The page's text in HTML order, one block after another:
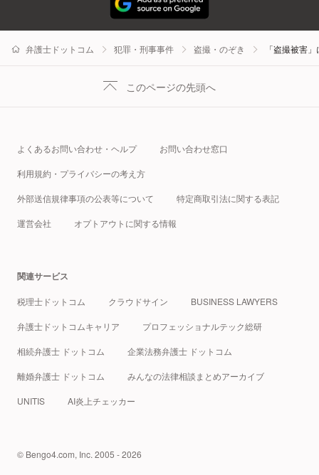
弁護士ドットコム 犯罪・刑事事件 盗撮・のぞき 「盗撮被害
このページの先頭へ
よくあるお問い合わせ・ヘルプ お問い合わせ窓口
利用規約・プライバシーの考え方
外部送信規律事項の公表等について 特定商取引法に関する表記
運営会社 オプトアウトに関する情報
関連サービス
税理士ドットコム クラウドサイン BUSINESS LAWYERS
弁護士ドットコムキャリア プロフェッショナルテック総研
相続弁護士 ドットコム 企業法務弁護士 ドットコム
離婚弁護士 ドットコム みんなの法律相談まとめアーカイブ
UNITIS AI炎上チェッカー
© Bengo4.com, Inc. 2005 - 2026